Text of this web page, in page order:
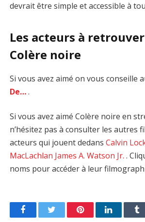
devrait être simple et accessible à
Les acteurs à
Colère noire
Si vous avez aimé on vous conseille
De….
Si vous avez aimé Colère noire en
n’hésitez pas à consulter les autres
acteurs qui jouent dedans Calvin
MacLachlan James A. Watson Jr. .
noms pour accéder à leur
FacebookTwitter PinterestLinkedIn